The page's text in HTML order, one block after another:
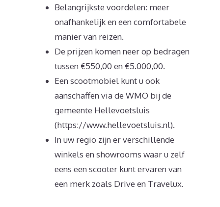
Belangrijkste voordelen: meer
onafhankelijk en een comfortabele
manier van reizen.
De prijzen komen neer op bedragen
tussen €550,00 en €5.000,00.
Een scootmobiel kunt u ook
aanschaffen via de WMO bij de
gemeente Hellevoetsluis
(https://www.hellevoetsluis.nl).
In uw regio zijn er verschillende
winkels en showrooms waar u zelf
eens een scooter kunt ervaren van
een merk zoals Drive en Travelux.